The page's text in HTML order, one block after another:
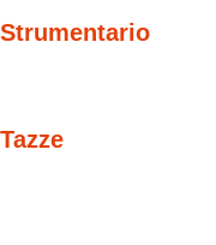
Strumentario
Tazze